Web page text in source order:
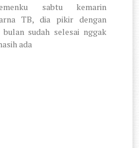
sabtu kemarin
TB, dia pikir dengan
sudah selesai nggak
ada